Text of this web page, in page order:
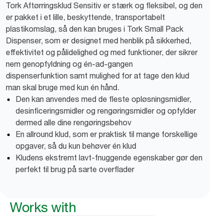
Tork Aftørringsklud Sensitiv er stærk og fleksibel, og den
er pakket i et lille, beskyttende, transportabelt
plastikomslag, så den kan bruges i Tork Small Pack
Dispenser, som er designet med henblik på sikkerhed,
effektivitet og pålidelighed og med funktioner, der sikrer
nem genopfyldning og én-ad-gangen
dispenserfunktion samt mulighed for at tage den klud
man skal bruge med kun én hånd.
Den kan anvendes med de fleste opløsningsmidler,
desinficeringsmidler og rengøringsmidler og opfylder
dermed alle dine rengøringsbehov
En allround klud, som er praktisk til mange forskellige
opgaver, så du kun behøver én klud
Kludens ekstremt lavt-fnuggende egenskaber gør den
perfekt til brug på sarte overflader
Works with